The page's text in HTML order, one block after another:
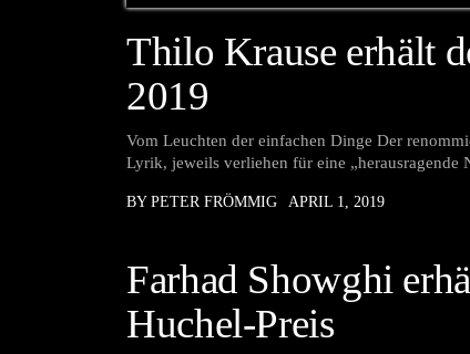
Thilo Krause erhält
2019
Vom Leuchten der einfachen Dinge Der
Lyrik, jeweils verliehen für eine „herausragende
BY PETER FRÖMMIG APRIL 1, 2019
Farhad Showghi
Huchel-Preis